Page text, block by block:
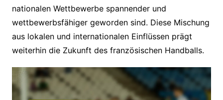
nationalen Wettbewerbe spannender und
wettbewerbsfähiger geworden sind. Diese Mischung
aus lokalen und internationalen Einflüssen prägt
weiterhin die Zukunft des französischen Handballs.